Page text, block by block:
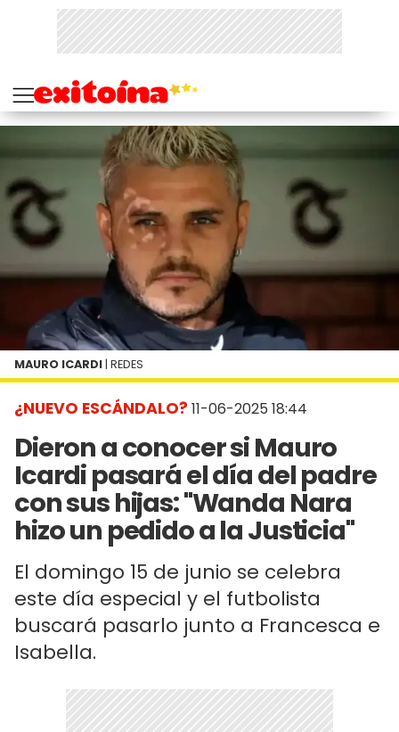
¿NUEVO ESCÁNDALO? 11-06-2025 18:44
Dieron a conocer si Mauro
Icardi pasará el día del padre
con sus hijas: "Wanda Nara
hizo un pedido a la Justicia"
El domingo 15 de junio se celebra
este día especial y el futbolista
buscará pasarlo junto a Francesca e
Isabella.
MAURO ICARDI | REDES